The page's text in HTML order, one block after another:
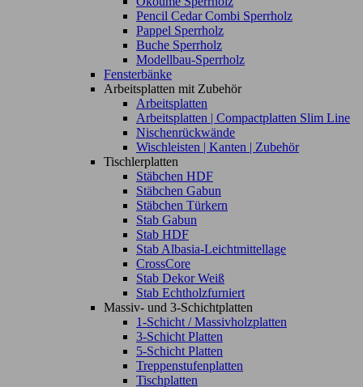
Pencil Cedar Combi Sperrholz
Pappel Sperrholz
Buche Sperrholz
Modellbau-Sperrholz
Fensterbänke
Arbeitsplatten mit Zubehör
Arbeitsplatten
Arbeitsplatten | Compactplatten Slim Line
Nischenrückwände
Wischleisten | Kanten | Zubehör
Tischlerplatten
Stäbchen HDF
Stäbchen Gabun
Stäbchen Türkern
Stab Gabun
Stab HDF
Stab Albasia-Leichtmittellage
CrossCore
Stab Dekor Weiß
Stab Echtholzfurniert
Massiv- und 3-Schichtplatten
1-Schicht / Massivholzplatten
3-Schicht Platten
5-Schicht Platten
Treppenstufenplatten
Tischplatten